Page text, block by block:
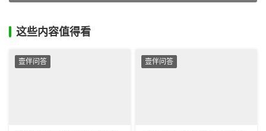
这些内容值得看
壹伴问答 壹伴问答